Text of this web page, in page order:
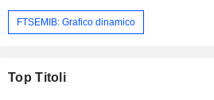
FTSEMIB: Grafico dinamico
Top Titoli